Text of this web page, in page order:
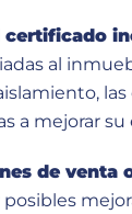
certificado
al
a mejorar
de venta